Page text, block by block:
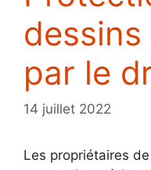
par le
14 juillet 2022
Les propriétaires